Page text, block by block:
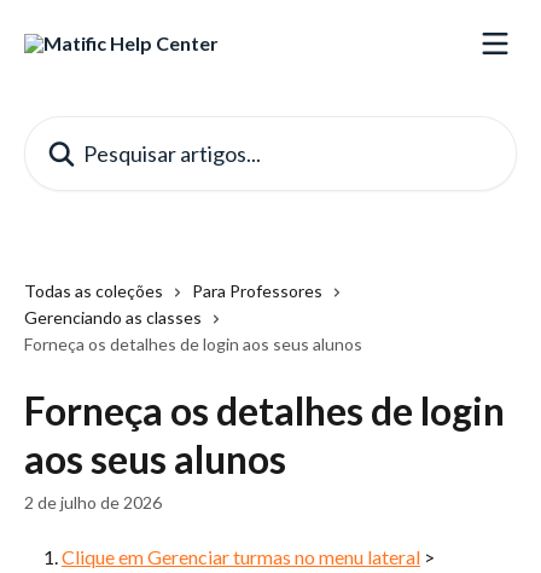
Todas as coleções
Para Professores
Gerenciando as classes
Forneça os detalhes de login aos seus alunos
Forneça os detalhes de login
aos seus alunos
2 de julho de 2026
Clique em Gerenciar turmas no menu lateral >